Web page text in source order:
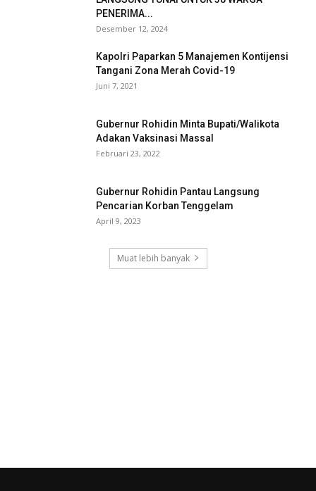
PENERIMA...
Desember 12, 2024
Kapolri Paparkan 5 Manajemen Kontijensi
Tangani Zona Merah Covid-19
Juni 7, 2021
Gubernur Rohidin Minta Bupati/Walikota
Adakan Vaksinasi Massal
Februari 23, 2022
Gubernur Rohidin Pantau Langsung
Pencarian Korban Tenggelam
April 9, 2023
Muat lebih banyak